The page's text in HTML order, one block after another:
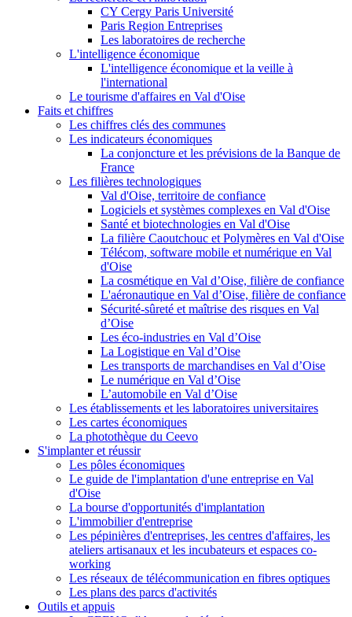
CY Cergy Paris Université
Paris Region Entreprises
Les laboratoires de recherche
L'intelligence économique
L'intelligence économique et la veille à
l'international
Le tourisme d'affaires en Val d'Oise
Faits et chiffres
Les chiffres clés des communes
Les indicateurs économiques
La conjoncture et les prévisions de la Banque de
France
Les filières technologiques
Val d'Oise, territoire de confiance
Logiciels et systèmes complexes en Val d'Oise
Santé et biotechnologies en Val d'Oise
La filière Caoutchouc et Polymères en Val d'Oise
Télécom, software mobile et numérique en Val
d'Oise
La cosmétique en Val d’Oise, filière de confiance
L'aéronautique en Val d’Oise, filière de confiance
Sécurité-sûreté et maîtrise des risques en Val
d’Oise
Les éco-industries en Val d’Oise
La Logistique en Val d’Oise
Les transports de marchandises en Val d’Oise
Le numérique en Val d’Oise
L’automobile en Val d’Oise
Les établissements et les laboratoires universitaires
Les cartes économiques
La photothèque du Ceevo
S'implanter et réussir
Les pôles économiques
Le guide de l'implantation d'une entreprise en Val
d'Oise
La bourse d'opportunités d'implantation
L'immobilier d'entreprise
Les pépinières d'entreprises, les centres d'affaires, les
ateliers artisanaux et les incubateurs et espaces co-
working
Les réseaux de télécommunication en fibres optiques
Les plans des parcs d'activités
Outils et appuis